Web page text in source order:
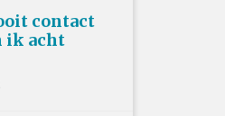
contact
ik acht